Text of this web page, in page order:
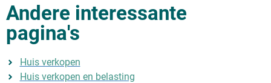
Andere interessante
pagina's
Huis verkopen
Huis verkopen en belasting